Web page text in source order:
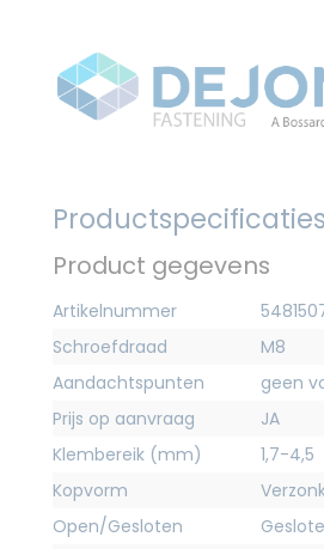
Productspecificaties
Product gegevens
Artikelnummer
Schroefdraad
M8
Aandachtspunten
geen
Prijs op aanvraag
JA
Klembereik (mm)
1,7-4,5
Kopvorm
Open/Gesloten